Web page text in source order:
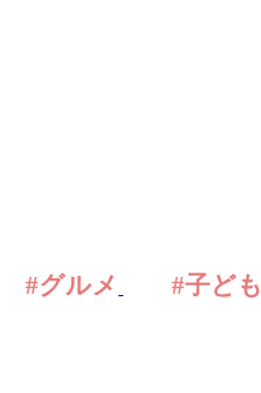
#グルメ #子ども